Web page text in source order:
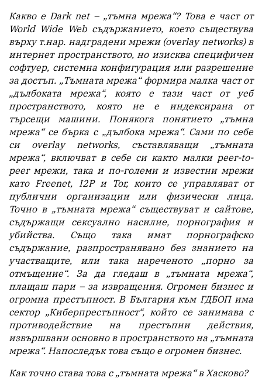
Какво е Dark net – „тъмна мрежа“? Това е част от
World Wide Web съдържанието, което съществува
върху т.нар. надградени мрежи (overlay networks) в
интернет пространството, но изисква специфичен
софтуер, системна конфигурация или разрешение
за достъп. „Тъмната мрежа“ формира малка част от
„дълбоката мрежа“, която е тази част от уеб
пространството, която не е индексирана от
търсещи машини. Понякога понятието „тъмна
мрежа“ се бърка с „дълбока мрежа“. Сами по себе
си overlay networks, съставляващи „тъмната
мрежа“, включват в себе си както малки peer-to-
peer мрежи, така и по-големи и известни мрежи
като Freenet, I2P и Tor, които се управляват от
публични организации или физически лица.
Точно в „тъмната мрежа“ съществуват и сайтове,
съдържащи сексуално насилие, порнография и
убийства. Също така имат порнографско
съдържание, разпространявано без знанието на
участващите, или така нареченото „порно за
отмъщение“. За да гледаш в „тъмната мрежа“,
плащаш пари – за извращения. Огромен бизнес и
огромна престъпност. В България към ГДБОП има
сектор „Киберпрестъпност“, който се занимава с
противодействие на престъпни действия,
извършвани основно в пространството на „тъмната
мрежа“. Напоследък това също е огромен бизнес.
Как точно става това с „тъмната мрежа“ в Хасково?